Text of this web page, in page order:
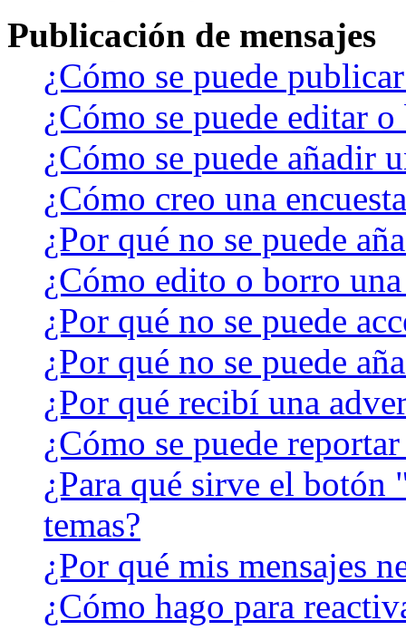
Publicación de mensajes
¿Cómo se puede
¿Cómo se puede editar
¿Cómo se puede añadir
¿Cómo creo una
¿Por qué no se puede
¿Cómo edito o borro una
¿Por qué no se puede
¿Por qué no se puede
¿Por qué recibí una
¿Cómo se puede
¿Para qué sirve el
temas?
¿Por qué mis mensajes
¿Cómo hago para